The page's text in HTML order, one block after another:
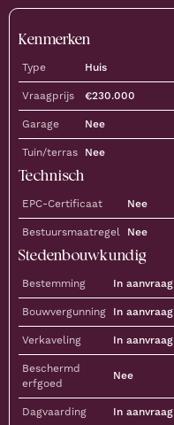
Kenmerken
Type Huis
Vraagprijs €230.000
Garage Nee
Tuin/terras Nee
Technisch
EPC-Certificaat Nee
Bestuursmaatregel Nee
Stedenbouwkundig
Bestemming In aanvraag
Bouwvergunning In aanvraag
Verkaveling In aanvraag
Beschermd
erfgoed
Nee
Dagvaarding In aanvraag